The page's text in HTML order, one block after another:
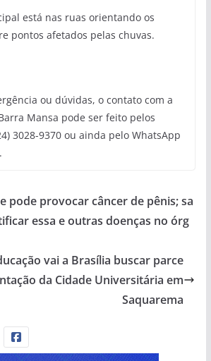
está nas ruas orientando os
pontos afetados pelas chuvas.
ou dúvidas, o contato com a
Mansa pode ser feito pelos
3028-9370 ou ainda pelo WhatsApp
pode provocar câncer de pênis; sa
essa e outras doenças no órg
vai a Brasília buscar parce
da Cidade Universitária em
Saquarema